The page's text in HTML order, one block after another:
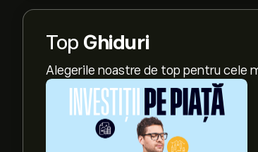
Top Ghiduri
Alegerile noastre de top pentru cele